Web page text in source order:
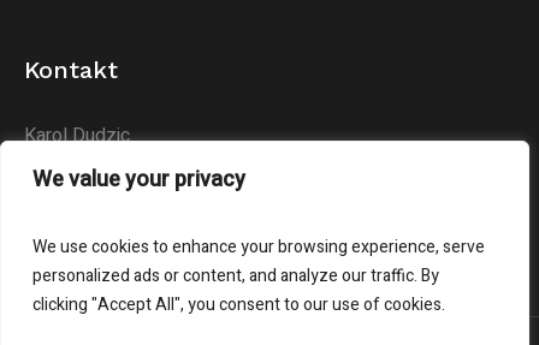
We value your privacy
We use cookies to enhance your browsing experience, serve
personalized ads or content, and analyze our traffic. By
clicking "Accept All", you consent to our use of cookies.
Kontakt
Karol Dudzic
Huta Podłysica 24B
26-004 Bieliny